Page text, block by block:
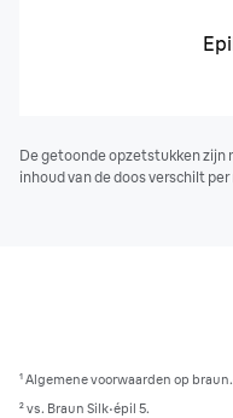
De getoonde opzetstukken zijn
inhoud van de doos verschilt
¹ Algemene voorwaarden op
² vs. Braun Silk·épil 5.